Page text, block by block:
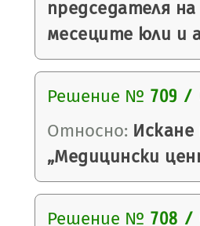
председателя
месеците юли и
Решение № 709 /
Относно:
„Медицински
Решение № 708 /